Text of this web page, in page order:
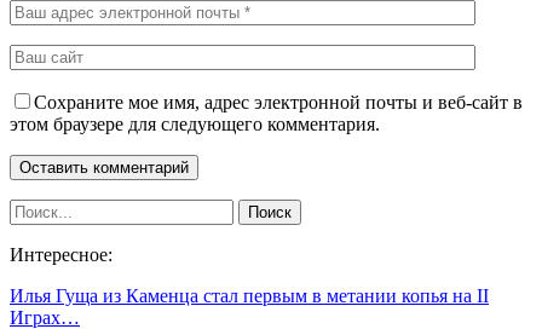
Сохраните мое имя, адрес электронной почты и веб-сайт в
этом браузере для следующего комментария.
Интересное:
Илья Гуща из Каменца стал первым в метании копья на II
Играх…